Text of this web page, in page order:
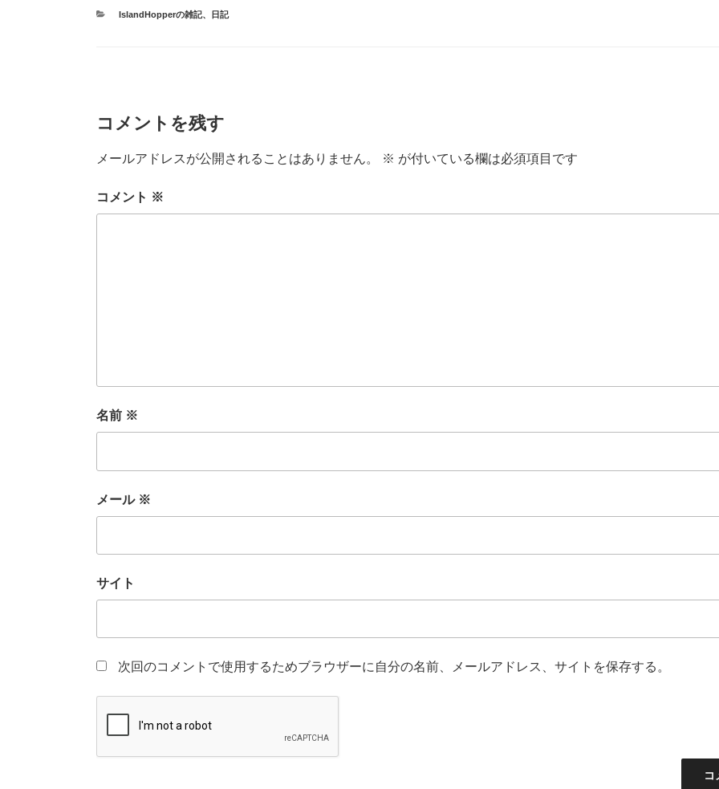
カIslandHopperの雑記、 日記
コメントを残す
メールアドレスが公開されることはありません。 ※ が付いている欄は必須項目です
コメント ※
名前 ※
メール ※
サイト
次回のコメントで使用するためブラウザーに自分の名前、メールアドレス、サイトを保存する。